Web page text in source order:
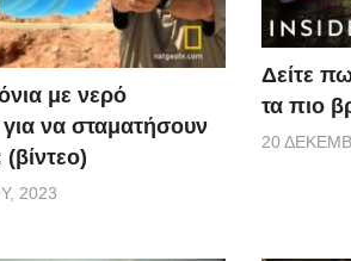
με νερό
για να σταματήσουν
2023
Δείτε
τα πιο
20